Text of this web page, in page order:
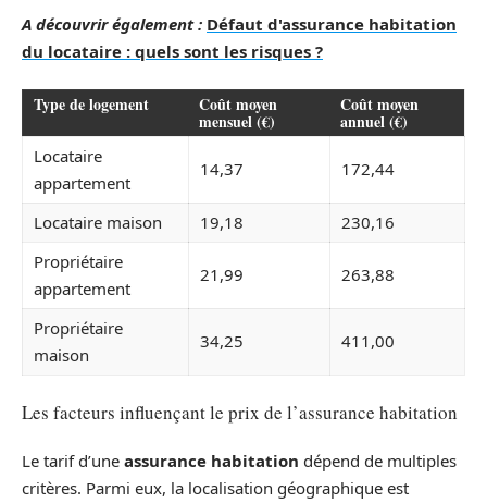
A découvrir également : Défaut d'assurance habitation
du locataire : quels sont les risques ?
Type de logement Coût moyen
mensuel (€)
Coût moyen
annuel (€)
Locataire
appartement
14,37 172,44
Locataire maison 19,18
230,16
Propriétaire
appartement
21,99 263,88
Propriétaire
maison
34,25 411,00
Les facteurs influençant le prix de l’assurance habitation
Le tarif d’une assurance habitation dépend de multiples
critères. Parmi eux, la localisation géographique est